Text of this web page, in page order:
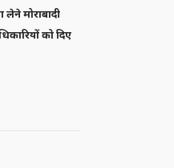
मोराबादी
को दिए